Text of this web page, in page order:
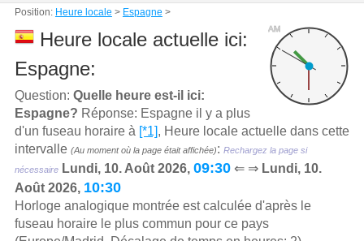
Position: Heure locale > Espagne >
AM
Heure locale actuelle ici:
Espagne:
Question: Quelle heure est-il ici:
Espagne? Réponse: Espagne il y a plus
d'un fuseau horaire à [*1], Heure locale actuelle dans cette
intervalle (Au moment où la page était affichée): Rechargez la page si
nécessaire Lundi, 10. Août 2026, 09:30 ⇐ ⇒ Lundi, 10.
Août 2026, 10:30
Horloge analogique montrée est calculée d'aprѐs le
fuseau horaire le plus commun pour ce pays